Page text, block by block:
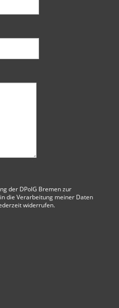
der DPolG Bremenzur
die Verarbeitung meiner Daten
widerrufen.